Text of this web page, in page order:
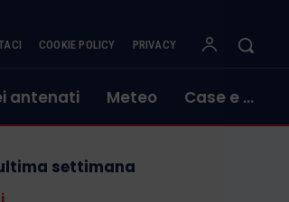
COOKIE POLICY PRIVACY
antenati Meteo Case e …
settimana